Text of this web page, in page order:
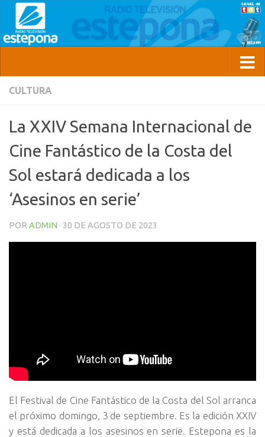
CULTURA
La XXIV Semana Internacional de
Cine Fantástico de la Costa del
Sol estará dedicada a los
‘Asesinos en serie’
POR ADMIN · 30 DE AGOSTO DE 2023
El Festival de Cine Fantástico de la Costa del Sol arranca
el próximo domingo, 3 de septiembre. Es la edición XXIV
y está dedicada a los asesinos en serie. Estepona es la